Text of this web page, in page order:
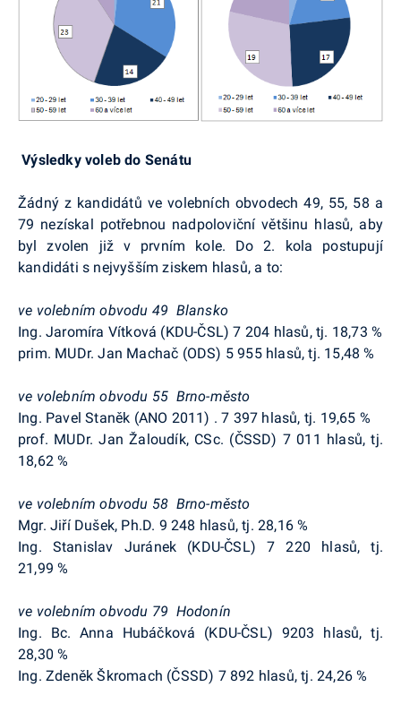
Výsledky voleb do Senátu
Žádný z kandidátů ve volebních obvodech 49, 55, 58 a
79 nezískal potřebnou nadpoloviční většinu hlasů, aby
byl zvolen již v prvním kole. Do 2. kola postupují
kandidáti s nejvyšším ziskem hlasů, a to:
ve volebním obvodu 49 Blansko
Ing. Jaromíra Vítková (KDU-ČSL) 7 204 hlasů, tj. 18,73 %
prim. MUDr. Jan Machač (ODS) 5 955 hlasů, tj. 15,48 %
ve volebním obvodu 55 Brno-město
Ing. Pavel Staněk (ANO 2011) . 7 397 hlasů, tj. 19,65 %
prof. MUDr. JanŽaloudík, CSc. (ČSSD) 7 011 hlasů, tj.
18,62 %
ve volebním obvodu 58 Brno-město
Mgr. Jiří Dušek, Ph.D. 9 248 hlasů, tj. 28,16 %
Ing. Stanislav Juránek (KDU-ČSL) 7 220 hlasů, tj.
21,99 %
ve volebním obvodu 79 Hodonín
Ing. Bc. Anna Hubáčková (KDU-ČSL) 9203 hlasů, tj.
28,30 %
Ing. Zdeněk Škromach (ČSSD) 7 892 hlasů, tj. 24,26 %